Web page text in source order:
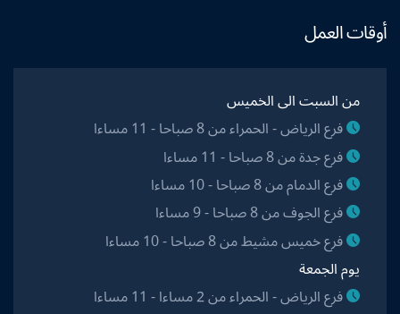
أوقات العمل
من السبت الى الخميس
فرع الرياض - الحمراء من 8 صباحا - 11 مساءا
فرع جدة من 8 صباحا - 11 مساءا
فرع الدمام من 8 صباحا - 10 مساءا
فرع الجوف من 8 صباحا - 9 مساءا
فرع خميس مشيط من 8 صباحا - 10 مساءا
يوم الجمعة
فرع الرياض - الحمراء من 2 مساءا - 11 مساءا